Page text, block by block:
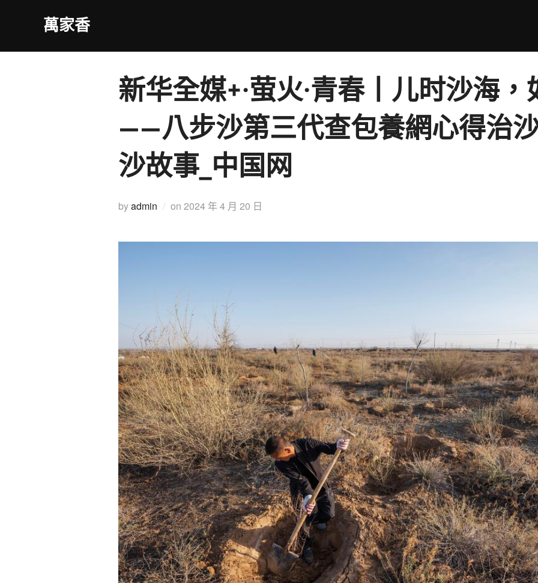
萬家香
新华全媒+·萤火·青春丨儿时沙海
——八步沙第三代查包養網心得治
沙故事_中国网
byadmin on Posted
2024 年 4 月 20 日